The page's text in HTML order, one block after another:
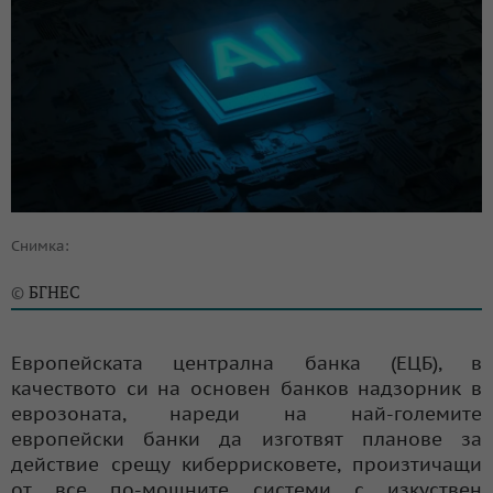
Снимка:
© БГНЕС
Европейската централна банка (ЕЦБ), в
качеството си на основен банков надзорник в
еврозоната, нареди на най-големите
европейски банки да изготвят планове за
действие срещу киберрисковете, произтичащи